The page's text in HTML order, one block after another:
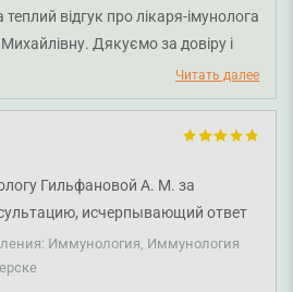
відгук про лікаря-імунолога
Дякуємо за довіру і
Читать далее
Гильфановой А. М. за
исчерпывающий ответ
результатов анализов
Иммунология, Иммунология